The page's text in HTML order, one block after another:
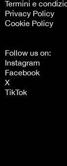
Termini e
Privacy Policy
Cookie Policy
Follow us on:
Instagram
Facebook
X
TikTok